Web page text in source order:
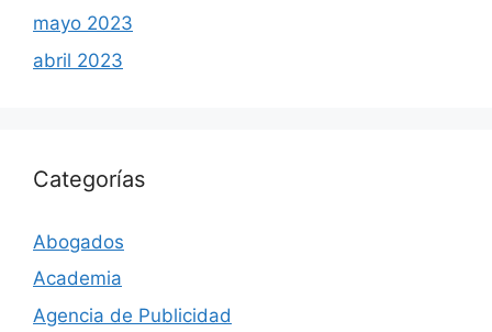
mayo 2023
abril 2023
Categorías
Abogados
Academia
Agencia de Publicidad